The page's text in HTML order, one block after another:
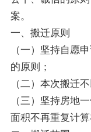
案。
一、搬迁原则
（一）坚持自愿
的原则；
（二）本次搬迁
（三）坚持房地
面积不再重复计